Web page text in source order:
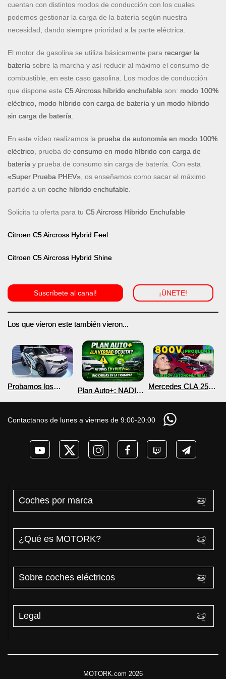
cuentan con distintos modos de conducción con los cuales
podemos gestionar la carga de la batería según nuestra
necesidad, dando siempre prioridad a la parte eléctrica.
El motor de gasolina se utiliza básicamente para recargar la
batería sobre la marcha y así reducir al máximo el consumo de
combustible, en este caso gasolina. Los modos de conducción
que dispone este C5 Aircross híbrido enchufable son: modo 100%
eléctrico, modo híbrido con carga de batería y un modo híbrido
sin carga de batería.
En este vídeo realizamos la prueba de autonomía en modo 100%
eléctrico, prueba de consumo en modo híbrido con carga de
batería y prueba de consumo sin carga de batería. Con esta
«Super Prueba PHEV», os enseñamos como sacar el máximo
partido a un coche híbrido enchufable.
Solicita tu oferta para tu C5 Aircross Híbrido Enchufable
Citroen C5 Aircross Hybrid Feel
Citroen C5 Aircross Hybrid Shine
Suscríbete al canal! ¡ÚNETE!
Los que vieron este también vieron...
Probamos los
DM-i y EV con más
Plan Auto+: NADIE
coches eléctricos y
PHEV 2026
Mercedes CLA 250+
COCHE que NO lo
necesita? PRUEBA
de AUTONOMÍA
Contactanos de lunes a viernes de 9:00-20:00
Coches por marca
¿Qué es MOTORK?
Sobre coches eléctricos
Legal
MOTORK.com 2026